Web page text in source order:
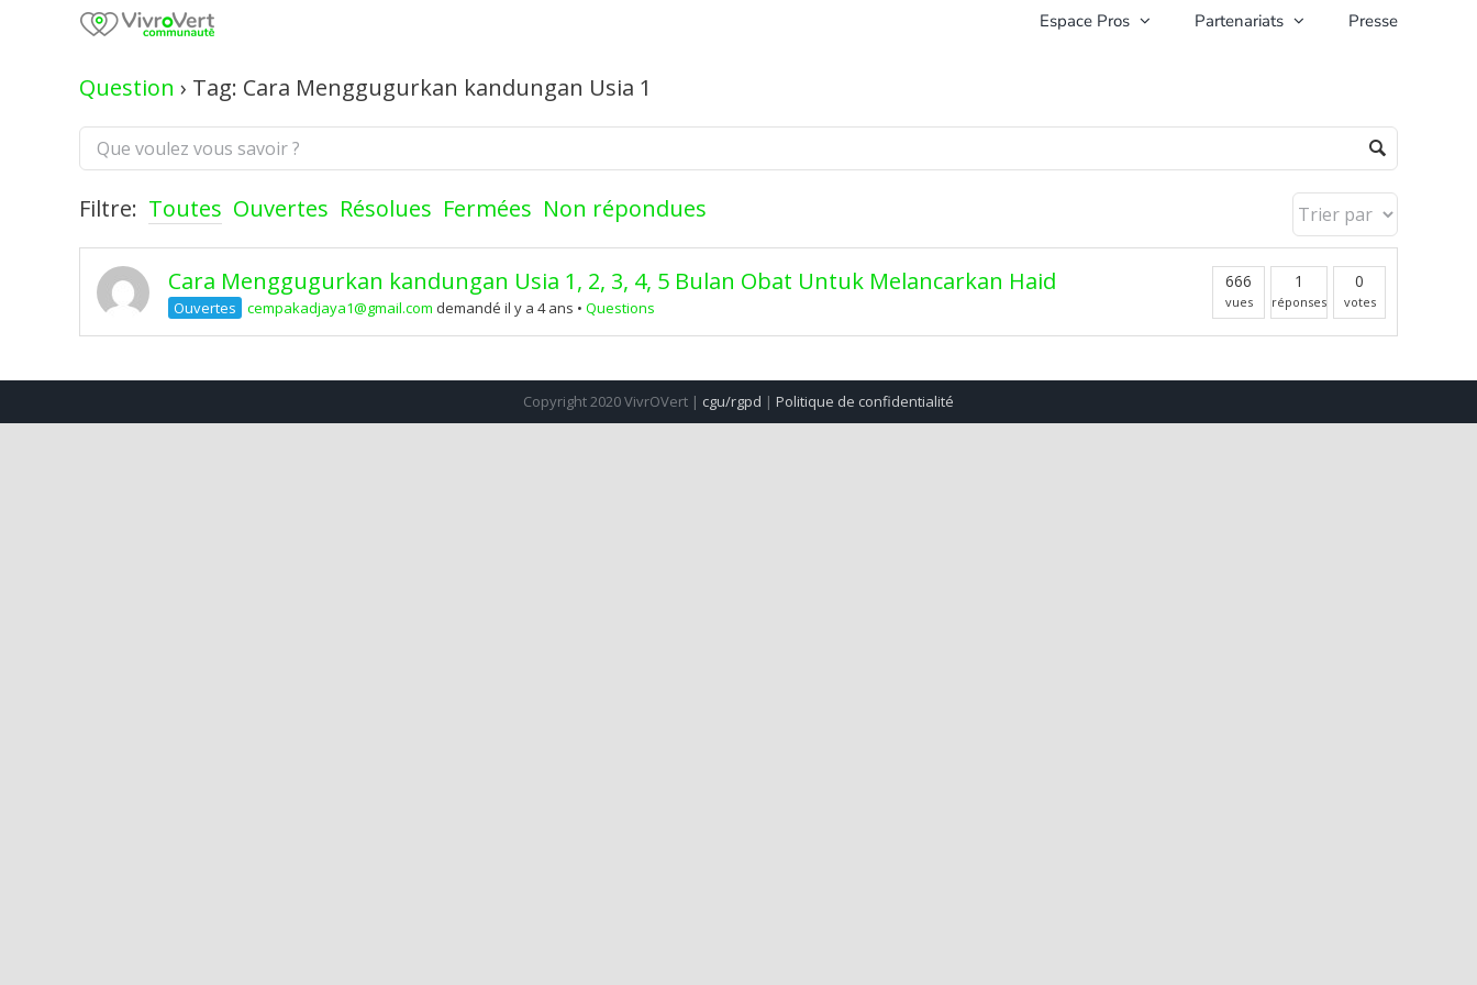
Espace Pros Partenariats Presse
Question › Tag: Cara Menggugurkan kandungan Usia 1
Filtre: Toutes Ouvertes Résolues Fermées Non répondues
Cara Menggugurkan kandungan Usia 1, 2, 3, 4, 5 Bulan Obat Untuk Melancarkan Haid
Ouvertes cempakadjaya1@gmail.com demandé il y a 4 ans • Questions
666
vues
1
réponses
0
votes
Copyright 2020 VivrOVert | cgu/rgpd | Politique de confidentialité